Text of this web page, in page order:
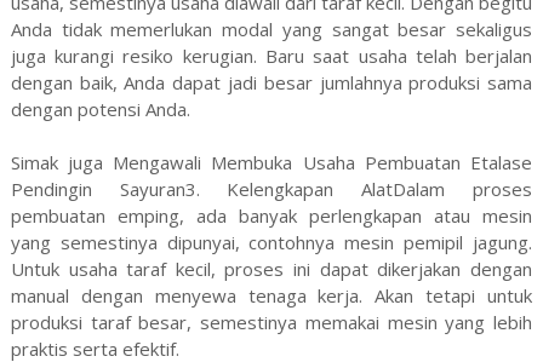
Anda tidak memerlukan modal yang sangat besar sekaligus
juga kurangi resiko kerugian. Baru saat usaha telah berjalan
dengan baik, Anda dapat jadi besar jumlahnya produksi sama
dengan potensi Anda.
Simak juga Mengawali Membuka Usaha Pembuatan Etalase
Pendingin Sayuran3. Kelengkapan AlatDalam proses
pembuatan emping, ada banyak perlengkapan atau mesin
yang semestinya dipunyai, contohnya mesin pemipil jagung.
Untuk usaha taraf kecil, proses ini dapat dikerjakan dengan
manual dengan menyewa tenaga kerja. Akan tetapi untuk
produksi taraf besar, semestinya memakai mesin yang lebih
praktis serta efektif.